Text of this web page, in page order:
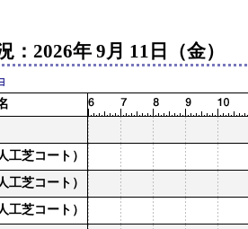
：2026年 9月 11日（金）
工芝コート）
工芝コート）
工芝コート）